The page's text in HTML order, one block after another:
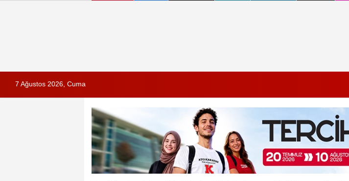
7 Ağustos 2026, Cuma